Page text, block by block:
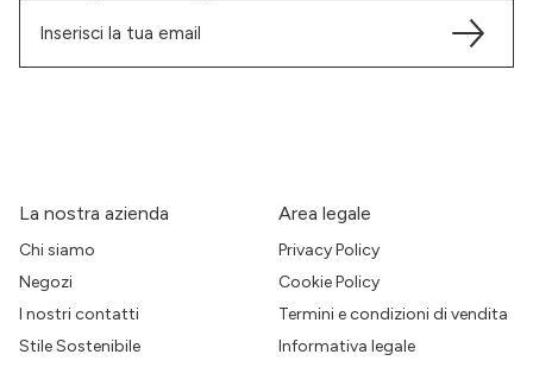
La nostra azienda
Chi siamo
Negozi
I nostri contatti
Stile Sostenibile
Area legale
Privacy Policy
Cookie Policy
Termini e condizioni di vendita
Informativa legale